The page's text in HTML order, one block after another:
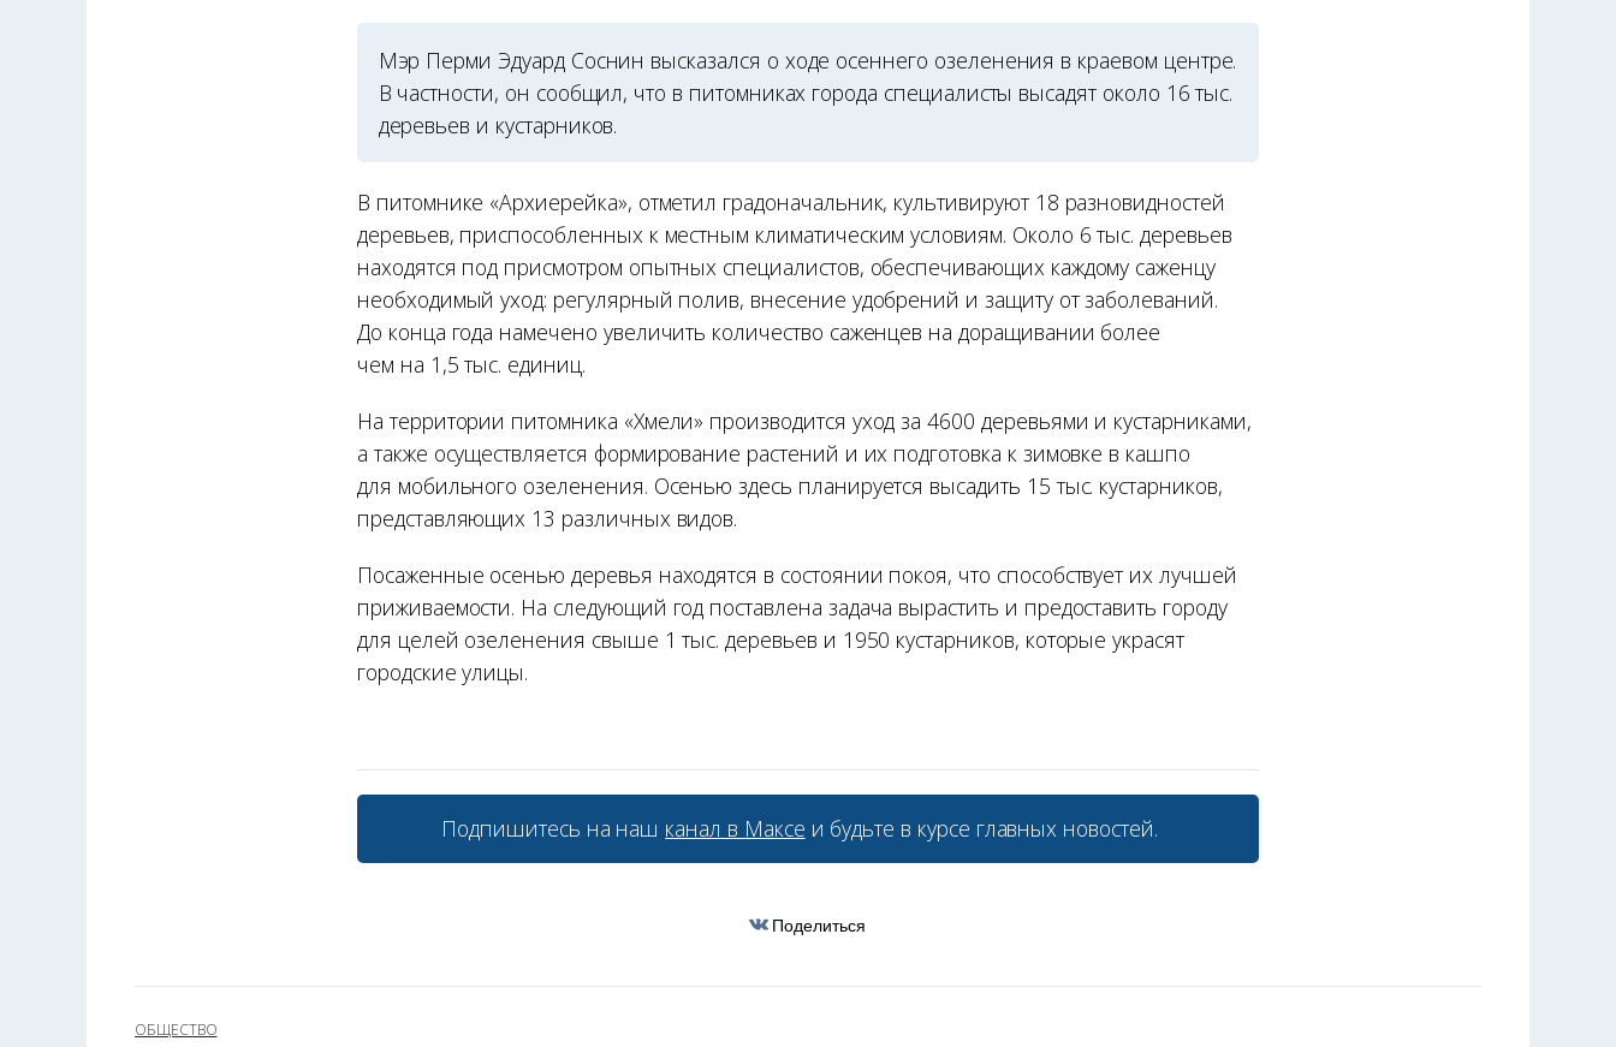
Мэр Перми Эдуард Соснин высказался о ходе осеннего озеленения в краевом центре.
В частности, он сообщил, что в питомниках города специалисты высадят около 16 тыс.
деревьев и кустарников.
В питомнике «Архиерейка», отметил градоначальник, культивируют 18 разновидностей
деревьев, приспособленных к местным климатическим условиям. Около 6 тыс. деревьев
находятся под присмотром опытных специалистов, обеспечивающих каждому саженцу
необходимый уход: регулярный полив, внесение удобрений и защиту от заболеваний.
До конца года намечено увеличить количество саженцев на доращивании более
чем на 1,5 тыс. единиц.
На территории питомника «Хмели» производится уход за 4600 деревьями и кустарниками,
а также осуществляется формирование растений и их подготовка к зимовке в кашпо
для мобильного озеленения. Осенью здесь планируется высадить 15 тыс. кустарников,
представляющих 13 различных видов.
Посаженные осенью деревья находятся в состоянии покоя, что способствует их лучшей
приживаемости. На следующий год поставлена задача вырастить и предоставить городу
для целей озеленения свыше 1 тыс. деревьев и 1950 кустарников, которые украсят
городские улицы.
Подпишитесь на наш канал в Максе и будьте в курсе главных новостей.
Поделиться
ОБЩЕСТВО